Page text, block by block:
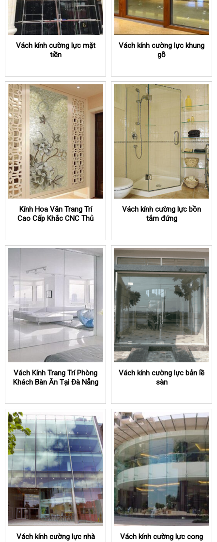
Vách kính cường lực mặt
tiền
Vách kính cường lực khung
gỗ
Kính Hoa Văn Trang Trí
Cao Cấp Khắc CNC Thủ
Vách kính cường lực bồn
tắm đứng
Vách Kính Trang Trí Phòng
Khách Bàn Ăn Tại Đà Nẵng
Vách kính cường lực bản lề
sàn
Vách kính cường lực nhà
Vách kính cường lực cong